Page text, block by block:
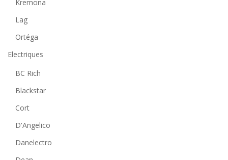
Kremona
Lag
Ortéga
Electriques
BC Rich
Blackstar
Cort
D'Angelico
Danelectro